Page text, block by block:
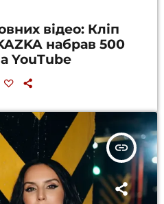
відео: Кліп
набрав 500
YouTube
insert_link